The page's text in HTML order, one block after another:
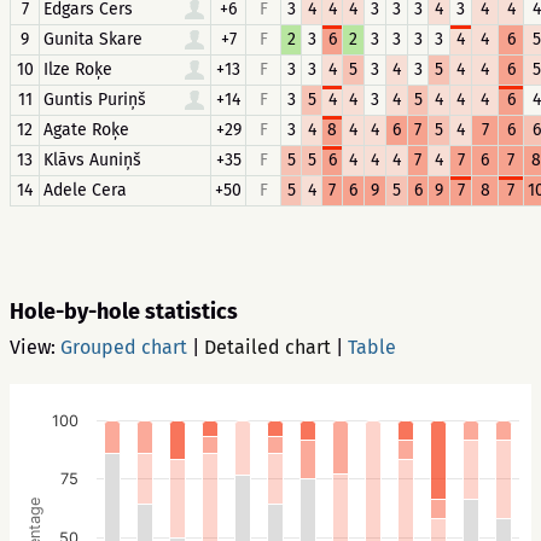
7 Edgars Cers +6 F 3 4 4 4 3 3 3 4 3 4 4
4
9
Gunita Skare +7 F 2 3 6 2 3 3 3 3 4 4 6
5
10 Ilze Roķe +13 F 3 3 4 5 3 4 3 5 4 4 6
5
11 Guntis Puriņš +14 F 3 5 4 4 3 4 5 4 4 4 6
4
12 Agate Roķe +29 F 3 4 8 4 4 6 7 5 4 7 6
6
13 Klāvs Auniņš +35 F 5 5 6 4 4 4 7 4 7 6 7
8
14 Adele Cera +50 F 5 4 7 6 9 5 6 9 7 8 7
Hole-by-hole statistics
View: Grouped chart Detailed chart Table
75
100